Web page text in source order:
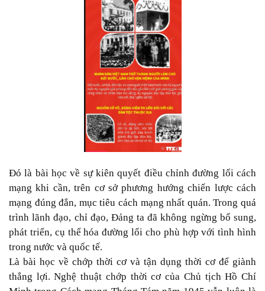
Đó là bài học về sự kiên quyết điều chỉnh đường lối cách
mạng khi cần, trên cơ sở phương hướng chiến lược cách
mạng đúng đắn, mục tiêu cách mạng nhất quán. Trong quá
trình lãnh đạo, chỉ đạo, Đảng ta đã không ngừng bổ sung,
phát triển, cụ thể hóa đường lối cho phù hợp với tình hình
trong nước và quốc tế.
Là bài học về chớp thời cơ và tận dụng thời cơ để giành
thắng lợi. Nghệ thuật chớp thời cơ của Chủ tịch Hồ Chí